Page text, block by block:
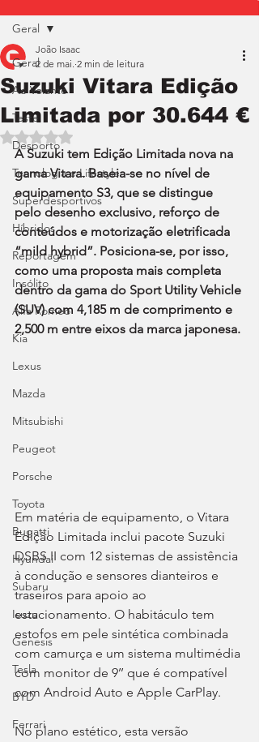
Geral
Ao Volante
Teste
Desporto
Tecnologia e Lifestyle
Superdesportivos
Híbridos
Reportagem
Insólito
Alfa Romeo
Kia
Lexus
Mazda
Mitsubishi
Peugeot
Porsche
Toyota
Bugatti
Hyundai
Subaru
Isuzu
Genesis
Tesla
BYD
Ferrari
Geral
Suzuki Vitara Edição
Limitada por 30.644 €
João Isaac
2 de mai. 2 min de leitura
Avaliado com NaN de 5 estrelas.
A Suzuki tem Edição Limitada nova na
gama Vitara. Baseia-se no nível de
equipamento S3, que se distingue
pelo desenho exclusivo, reforço de
conteúdos e motorização eletrificada
“mild hybrid”. Posiciona-se, por isso,
como uma proposta mais completa
dentro da gama do Sport Utility Vehicle
(SUV) com 4,185 m de comprimento e
2,500 m entre eixos da marca japonesa.
Em matéria de equipamento, o Vitara
Edição Limitada inclui pacote Suzuki
DSBS II com 12 sistemas de assistência
à condução e sensores dianteiros e
traseiros para apoio ao
estacionamento. O habitáculo tem
estofos em pele sintética combinada
com camurça e um sistema multimédia
com monitor de 9’’ que é compatível
com Android Auto e Apple CarPlay.
No plano estético, esta versão